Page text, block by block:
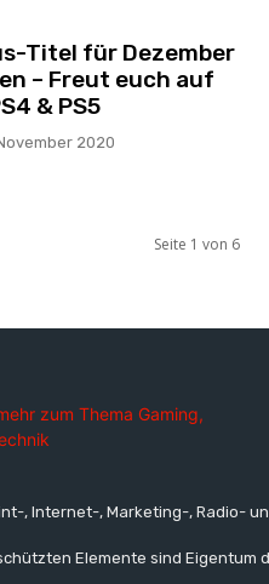
Titel für Dezember
– Freut euch auf
& PS5
2020
Seite 1 von 6
, Internet-, Marketing-, Radio-
Elemente sind Eigentum